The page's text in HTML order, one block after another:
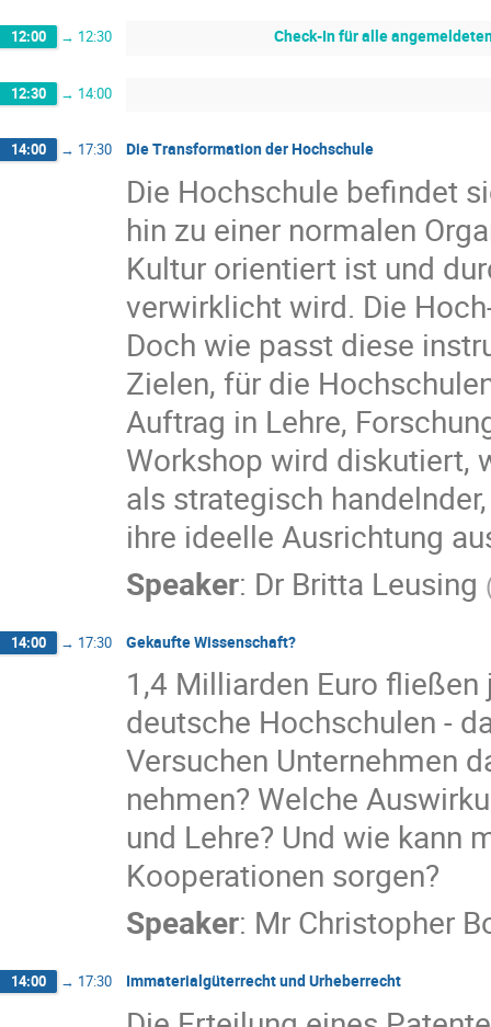
12:00 → 12:30 Check-In für alle
12:30 → 14:00
14:00 → 17:30 Die Transformation der Hochschule
Die Hochschule befindet
hin zu einer normalen
Kultur orientiert ist und
verwirklicht wird. Die
Doch wie passt diese
Zielen, für die
Auftrag in Lehre,
Workshop wird diskutiert,
als strategisch
ihre ideelle Ausrichtung
Speaker: Dr Britta Leusing
14:00 → 17:30 Gekaufte Wissenschaft?
1,4 Milliarden Euro
deutsche Hochschulen -
Versuchen Unternehmen
nehmen? Welche
und Lehre? Und wie kann
Kooperationen sorgen?
Speaker: Mr Christopher
14:00 → 17:30 Immaterialgüterrecht und Urheberrecht